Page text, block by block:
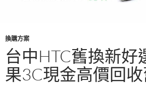
換購方案
台中HTC舊換新好
果3C現金高價回收